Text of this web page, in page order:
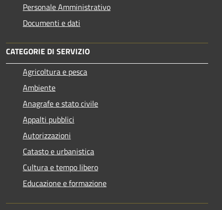
Personale Amministrativo
Documenti e dati
CATEGORIE DI SERVIZIO
Agricoltura e pesca
Ambiente
Anagrafe e stato civile
Appalti pubblici
Autorizzazioni
Catasto e urbanistica
Cultura e tempo libero
Educazione e formazione